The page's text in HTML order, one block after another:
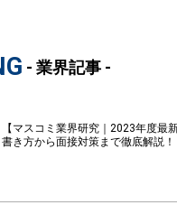
- 業界記事 -
【マスコミ業界研究｜2023年度最
書き方から面接対策まで徹底解説！